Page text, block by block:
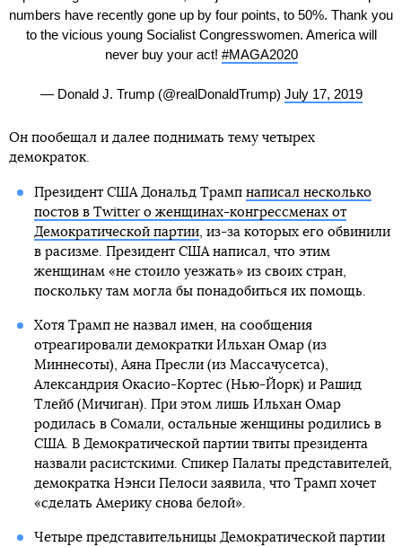
numbers have recently gone up by four points, to 50%. Thank you
to the vicious young Socialist Congresswomen. America will
never buy your act! #MAGA2020
— Donald J. Trump (@realDonaldTrump) July 17, 2019
Он пообещал и далее поднимать тему четырех
демократок.
Президент США Дональд Трамп написал несколько
постов в Twitter о женщинах-конгрессменах от
Демократической партии, из-за которых его обвинили
в расизме. Президент США написал, что этим
женщинам «не стоило уезжать» из своих стран,
поскольку там могла бы понадобиться их помощь.
Хотя Трамп не назвал имен, на сообщения
отреагировали демократки Ильхан Омар (из
Миннесоты), Аяна Пресли (из Массачусетса),
Александрия Окасио-Кортес (Нью-Йорк) и Рашид
Тлейб (Мичиган). При этом лишь Ильхан Омар
родилась в Сомали, остальные женщины родились в
США. В Демократической партии твиты президента
назвали расистскими. Спикер Палаты представителей,
демократка Нэнси Пелоси заявила, что Трамп хочет
«сделать Америку снова белой».
Четыре представительницы Демократической партии